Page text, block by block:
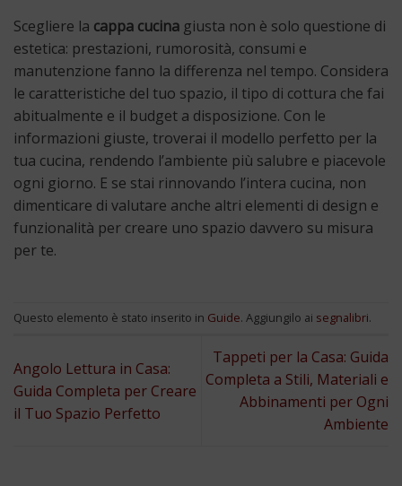
Scegliere la cappa cucina giusta non è solo questione di
estetica: prestazioni, rumorosità, consumi e
manutenzione fanno la differenza nel tempo. Considera
le caratteristiche del tuo spazio, il tipo di cottura che fai
abitualmente e il budget a disposizione. Con le
informazioni giuste, troverai il modello perfetto per la
tua cucina, rendendo l’ambiente più salubre e piacevole
ogni giorno. E se stai rinnovando l’intera cucina, non
dimenticare di valutare anche altri elementi di design e
funzionalità per creare uno spazio davvero su misura
per te.
Questo elemento è stato inserito in Guide. Aggiungilo ai segnalibri.
Angolo Lettura in Casa:
Guida Completa per Creare
il Tuo Spazio Perfetto
Tappeti per la Casa: Guida
Completa a Stili, Materiali e
Abbinamenti per Ogni
Ambiente